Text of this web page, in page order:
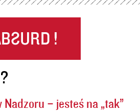
– jesteś na „tak”